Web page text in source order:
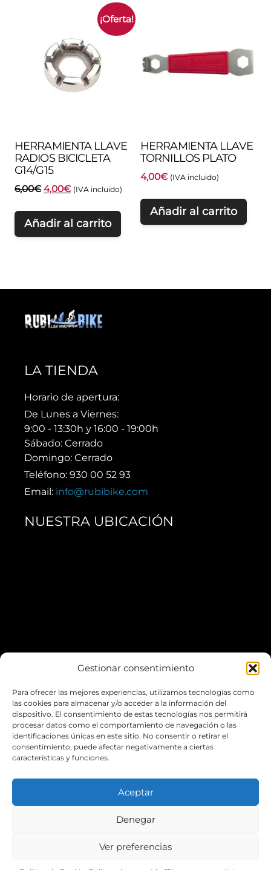
Gestionar consentimiento
Para ofrecer las mejores experiencias, utilizamos tecnologías como
las cookies para almacenar y/o acceder a la información del
dispositivo. El consentimiento de estas tecnologías nos permitirá
procesar datos como el comportamiento de navegación o las
identificaciones únicas en este sitio. No consentir o retirar el
consentimiento, puede afectar negativamente a ciertas
características y funciones.
Aceptar
Denegar
Ver preferencias
¡Oferta!
HERRAMIENTA LLAVE
RADIOS BICICLETA
G14/G15
6,00€ El
original
era:
4,00€El
actual
es:
(IVA incluido)
Añadir al carrito
HERRAMIENTA LLAVE
TORNILLOS PLATO
4,00€ (IVA incluido)
Añadir al carrito
LA TIENDA
Horario de apertura:
De Lunes a Viernes:
9:00 - 13:30h y 16:00 - 19:00h
Sábado: Cerrado
Domingo: Cerrado
Teléfono: 930 00 52 93
Email: info@rubibike.com
NUESTRA UBICACIÓN
*Puedes aparcar fácilmente en elEscardivol
LA WEB
POLÍTICA DE COOKIES
ENVIOS Y ENTREGAS
TÉRMINOS Y CONDICIONES